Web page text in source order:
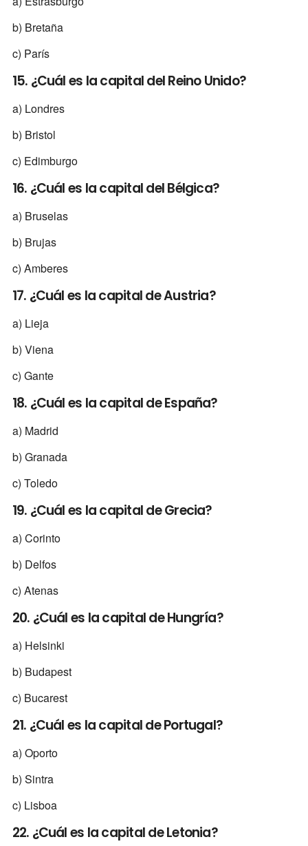
b) Bretaña
c) París
15. ¿Cuál es la capital del Reino Unido?
a) Londres
b) Bristol
c) Edimburgo
16. ¿Cuál es la capital del Bélgica?
a) Bruselas
b) Brujas
c) Amberes
17. ¿Cuál es la capital de Austria?
a) Lieja
b) Viena
c) Gante
18. ¿Cuál es la capital de España?
a) Madrid
b) Granada
c) Toledo
19. ¿Cuál es la capital de Grecia?
a) Corinto
b) Delfos
c) Atenas
20. ¿Cuál es la capital de Hungría?
a) Helsinki
b) Budapest
c) Bucarest
21. ¿Cuál es la capital de Portugal?
a) Oporto
b) Sintra
c) Lisboa
22. ¿Cuál es la capital de Letonia?